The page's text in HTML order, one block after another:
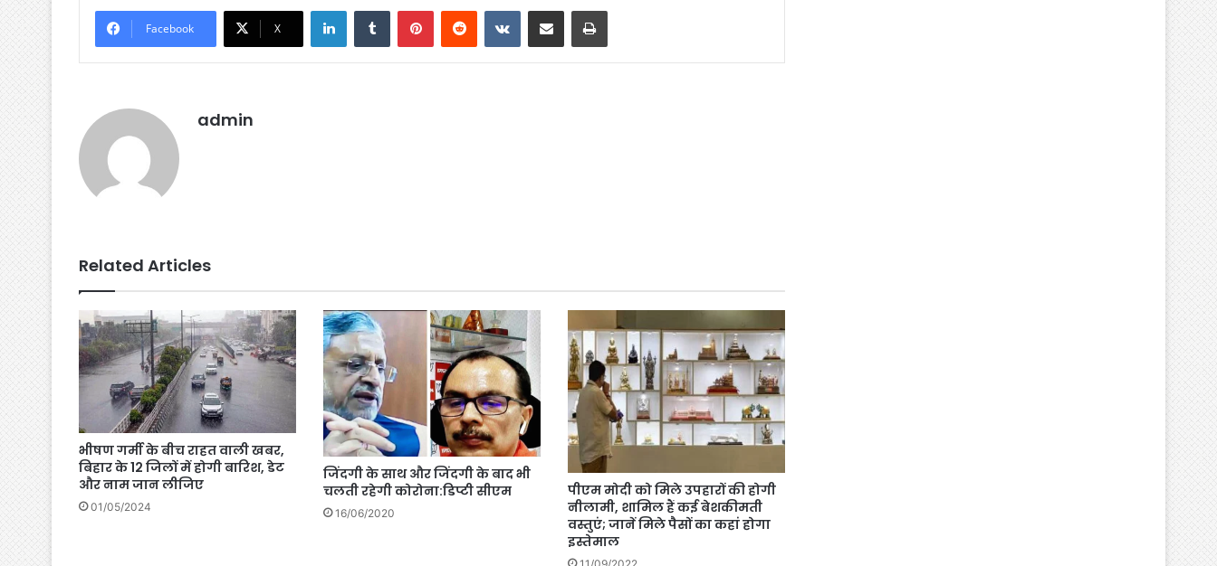
e
b
o
k
er s
A
p
s
e
g
er
l
e
Facebook X
LinkedInTumblr PinterestReddit VKontakteShare via Email Print
admin
Related Articles
भीषण गर्मी के बीच राहत वाली खबर,
बिहार के 12 जिलों में होगी बारिश, डेट
और नाम जान लीजिए
01/05/2024
जिंदगी के साथ और जिंदगी के बाद भी
चलती रहेगी कोरोना:डिप्टी सीएम
16/06/2020
पीएम मोदी को मिले उपहारों की होगी
नीलामी, शामिल हैं कई बेशकीमती
वस्तुएं; जानें मिले पैसों का कहां होगा
इस्तेमाल